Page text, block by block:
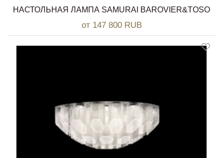
НАСТОЛЬНАЯ ЛАМПА SAMURAI BAROVIER&TOSO
от 147 800 RUB